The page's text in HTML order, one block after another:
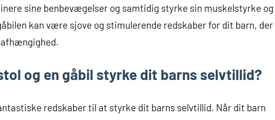
sine benbevægelser og samtidig styrke sin muskelstyrke og
kan være sjove og stimulerende redskaber for dit barn, der
og en gåbil styrke dit barns selvtillid?
redskaber til at styrke dit barns selvtillid. Når dit barn